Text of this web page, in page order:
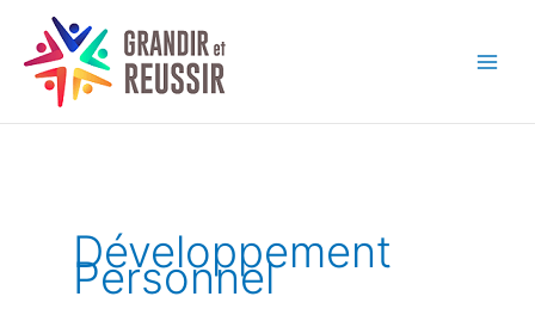
contenu
Développement
Personnel